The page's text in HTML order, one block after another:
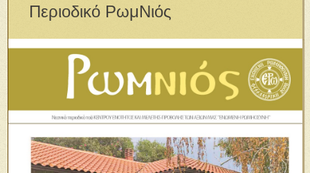
Περιοδικό ΡωμΝιός